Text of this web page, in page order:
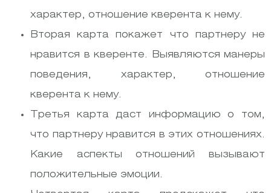
характер, отношение кверента к нему.
Вторая карта покажет что партнеру не
нравится в кверенте. Выявляются манеры
поведения, характер, отношение
кверента к нему.
Третья карта даст информацию о том,
что партнеру нравится в этих отношениях.
Какие аспекты отношений вызывают
положительные эмоции.